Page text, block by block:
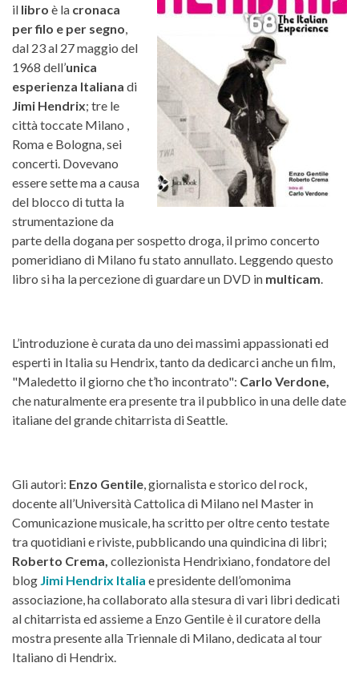
il libro è la cronaca
per filo e per segno
dal 23 al 27 maggio del
1968 dell’unica
esperienza Italiana di
Jimi Hendrix; tre le
città toccate Milano ,
Roma e Bologna, sei
concerti. Dovevano
essere sette ma a causa
del blocco di tutta la
strumentazione da
parte della dogana per sospetto droga, il primo concerto
pomeridiano di Milano fu stato annullato. Leggendo questo
libro si ha la percezione di guardare un DVD in multicam
L’introduzione è curata da uno dei massimi appassionati ed
esperti in Italia su Hendrix, tanto da dedicarci anche un film,
"Maledetto il giorno che t’ho incontrato": Carlo Verdone,
che naturalmente era presente tra il pubblico in una delle date
italiane del grande chitarrista di Seattle.
Gli autori: Enzo Gentile , giornalista e storico del rock,
docente all’Università Cattolica di Milano nel Master in
Comunicazione musicale, ha scritto per oltre cento testate
tra quotidiani e riviste, pubblicando una quindicina di libri;
Roberto Crema, collezionista Hendrixiano, fondatore del
blog Jimi Hendrix Italia e presidente dell’omonima
associazione, ha collaborato alla stesura di vari libri dedicati
al chitarrista ed assieme a Enzo Gentile è il curatore della
mostra presente alla Triennale di Milano, dedicata al tour
Italiano di Hendrix.